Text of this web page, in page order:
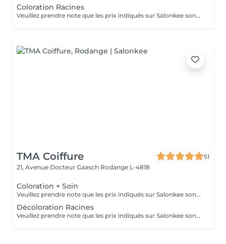
Coloration Racines
Veuillez prendre note que les prix indiqués sur Salonkee sont communiqués à titre informatif et s'entendent de base. Ces derniers sont susceptibles de varier selon le diagnostic réalisé à votre arrivée au salon et l'expertise du professionnel à qui vous confiez votre beauté. Dans tous les cas, un devis précis vous sera proposé et toutes réalisations de prestations seront effectuées avec votre accord. Un grand merci d'avance pour votre compréhension. Au plaisir de vous recevoir très vite.
TMA Coiffure
51
21, Avenue Docteur Gaasch Rodange L-4818
Coloration + Soin
Veuillez prendre note que les prix indiqués sur Salonkee sont communiqués à titre informatif et s'entendent de base. Ces derniers sont susceptibles de varier selon le diagnostic réalisé à votre arrivée au salon et l'expertise du professionnel à qui vous confiez votre beauté. Dans tous les cas, un devis précis vous sera proposé et toutes réalisations de prestations seront effectuées avec votre accord. Un grand merci d'avance pour votre compréhension. Au plaisir de vous revoir très vite.
Décoloration Racines
Veuillez prendre note que les prix indiqués sur Salonkee sont communiqués à titre informatif et s'entendent de base. Ces derniers sont susceptibles de varier selon le diagnostic réalisé à votre arrivée au salon et l'expertise du professionnel à qui vous confiez votre beauté. Dans tous les cas, un devis précis vous sera proposé et toutes réalisations de prestations seront effectuées avec votre accord. Un grand merci d'avance pour votre compréhension. Au plaisir de vous revoir très vite.